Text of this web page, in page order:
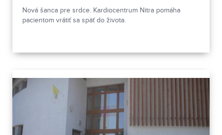
Nová šanca pre srdce. Kardiocentrum Nitra pomáha
pacientom vrátiť sa späť do života.